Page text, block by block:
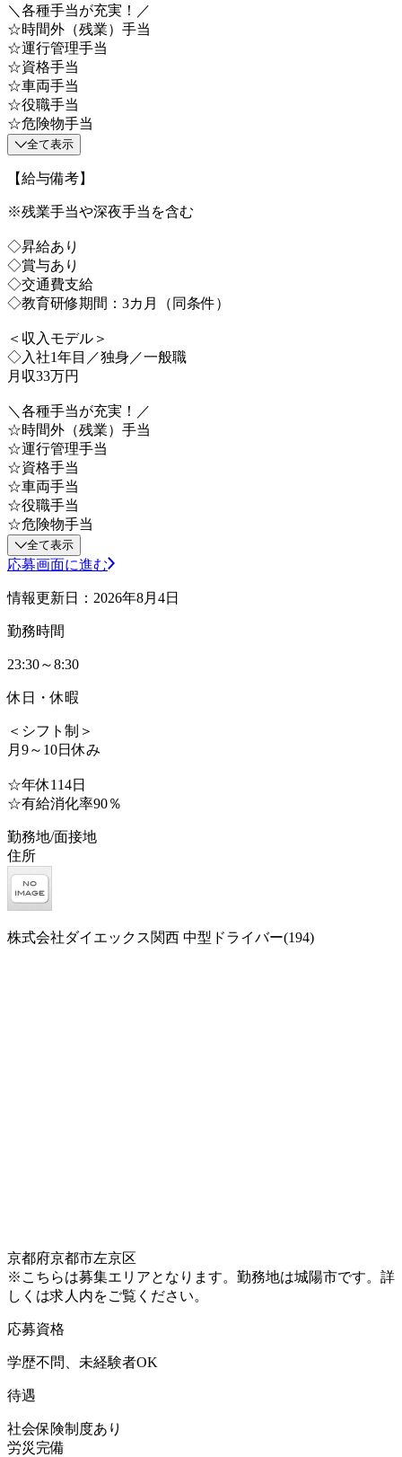
＼各種手当が充実！／
☆時間外（残業）手当
☆運行管理手当
☆資格手当
☆車両手当
☆役職手当
☆危険物手当
全て表示
【給与備考】
※残業手当や深夜手当を含む
◇昇給あり
◇賞与あり
◇交通費支給
◇教育研修期間：3カ月（同条件）
＜収入モデル＞
◇入社1年目／独身／一般職
月収33万円
＼各種手当が充実！／
☆時間外（残業）手当
☆運行管理手当
☆資格手当
☆車両手当
☆役職手当
☆危険物手当
全て表示
応募画面に進む
情報更新日：2026年8月4日
勤務時間
23:30～8:30
休日・休暇
＜シフト制＞
月9～10日休み
☆年休114日
☆有給消化率90％
勤務地/面接地
住所
株式会社ダイエックス関西 中型ドライバー(194)
京都府京都市左京区
※こちらは募集エリアとなります。勤務地は城陽市です。詳
しくは求人内をご覧ください。
応募資格
学歴不問、未経験者OK
待遇
社会保険制度あり
労災完備